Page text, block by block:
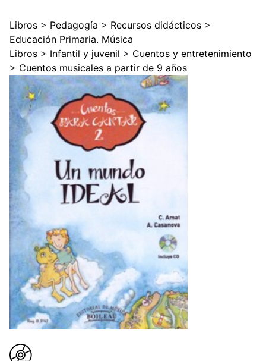
Libros > Pedagogía > Recursos didácticos >
Educación Primaria. Música
Libros > Infantil y juvenil > Cuentos y entretenimiento
> Cuentos musicales a partir de 9 años